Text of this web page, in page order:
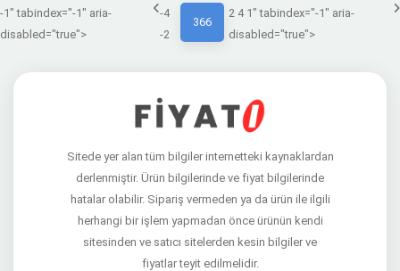
-1" tabindex="-1" aria-
disabled="true">
-4
-2
366
2 4 1" tabindex="-1" aria-
disabled="true">
Sitede yer alan tüm bilgiler internetteki kaynaklardan
derlenmiştir. Ürün bilgilerinde ve fiyat bilgilerinde
hatalar olabilir. Sipariş vermeden ya da ürün ile ilgili
herhangi bir işlem yapmadan önce ürünün kendi
sitesinden ve satıcı sitelerden kesin bilgiler ve
fiyatlar teyit edilmelidir.